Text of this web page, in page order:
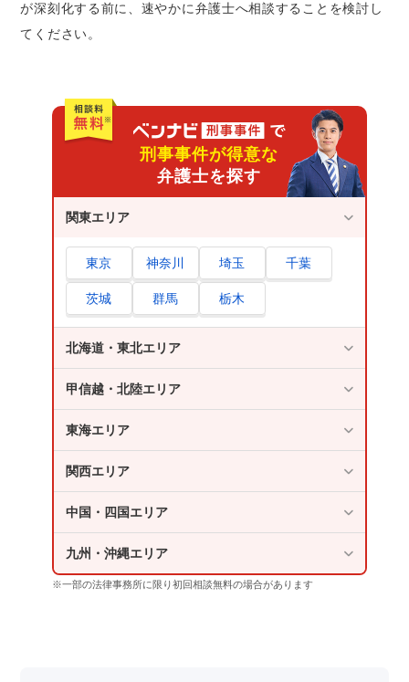
が深刻化する前に、速やかに弁護士へ相談することを検討し
てください。
刑事事件が得意な
弁護士を探す
関東エリア
東京 神奈川 埼玉 千葉
茨城 群馬 栃木
北海道・東北エリア
甲信越・北陸エリア
東海エリア
関西エリア
中国・四国エリア
九州・沖縄エリア
※一部の法律事務所に限り初回相談無料の場合があります